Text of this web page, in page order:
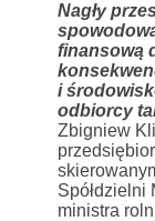
Nagły
finansową
i
odbiorcy
Zbigniew
Spółdzielni
ministra